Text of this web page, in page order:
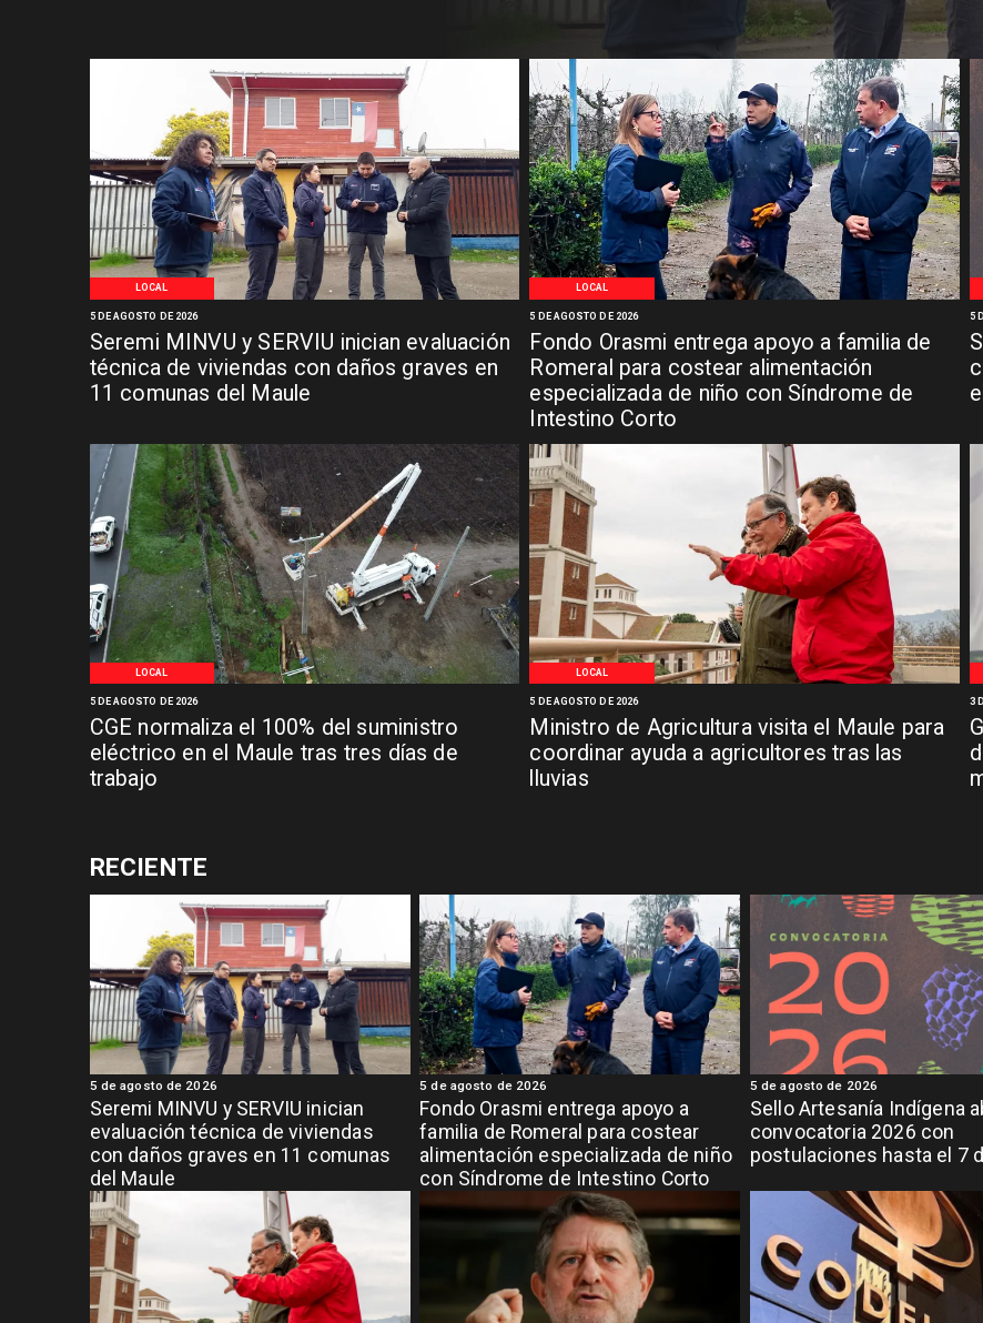
LOCAL
Seremi MINVU y SERVIU inician evaluación
técnica de viviendas con daños graves en
11 comunas del Maule
5 DE AGOSTO DE 2026
LOCAL
Fondo Orasmi entrega apoyo a familia de
Romeral para costear alimentación
especializada de niño con Síndrome de
Intestino Corto
5 DE AGOSTO DE 2026 5
LOCAL
CGE normaliza el 100% del suministro
eléctrico en el Maule tras tres días de
trabajo
5 DE AGOSTO DE 2026
LOCAL
Ministro de Agricultura visita el Maule para
coordinar ayuda a agricultores tras las
lluvias
5 DE AGOSTO DE 2026 3
RECIENTE
Seremi MINVU y SERVIU inician
evaluación técnica de viviendas
con daños graves en 11 comunas
del Maule
5 de agosto de 2026
Fondo Orasmi entrega apoyo a
familia de Romeral para costear
alimentación especializada de niño
con Síndrome de Intestino Corto
5 de agosto de 2026
Sello Artesanía Indígena
convocatoria 2026 con
postulaciones hasta el 7
5 de agosto de 2026